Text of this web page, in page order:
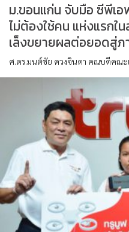
ม.ขอนแก่น จับมือ ซีพีเอ
ไม่ต้องใช้คน แห่งแรกใ
เล็งขยายผลต่อยอดสู่ภ
ศ.ดร.มนต์ชัย ดวงจินดา คณบดีคณะ